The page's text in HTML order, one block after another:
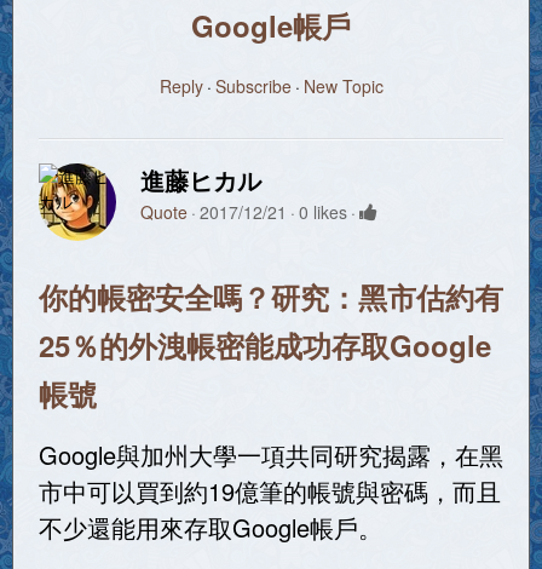
Google帳戶
Reply Subscribe New Topic
進藤ヒカル
Quote 2017/12/21 0 likes
你的帳密安全嗎？研究：黑市估約有
25％的外洩帳密能成功存取Google
帳號
Google與加州大學一項共同研究揭露，在黑
市中可以買到約19億筆的帳號與密碼，而且
不少還能用來存取Google帳戶。